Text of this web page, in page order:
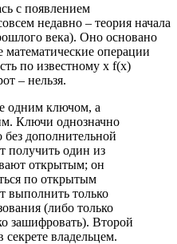
с появлением
недавно – теория начала
века). Оно основано
операции
по известному x f(x)
– нельзя.
одним ключом, а
Ключи однозначно
дополнительной
получить один из
открытым; он
по открытым
выполнить только
(либо только
зашифровать). Второй
владельцем.